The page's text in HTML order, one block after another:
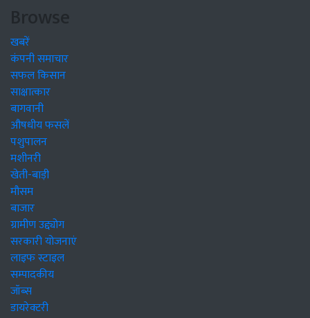
Browse
खबरें
कंपनी समाचार
सफल किसान
साक्षात्कार
बागवानी
औषधीय फसलें
पशुपालन
मशीनरी
खेती-बाड़ी
मौसम
बाजार
ग्रामीण उद्द्योग
सरकारी योजनाएं
लाइफ स्टाइल
सम्पादकीय
जॉब्स
डायरेक्टरी